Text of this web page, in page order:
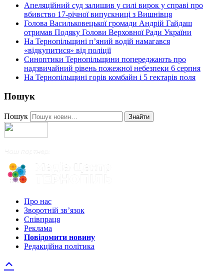
Апеляційний суд залишив у силі вирок у справі про
вбивство 17-річної випускниці з Вишнівця
Голова Васильковецької громади Андрій Гайдаш
отримав Подяку Голови Верховної Ради України
На Тернопільщині п’яний водій намагався
«відкупитися» від поліції
Синоптики Тернопільщини попереджають про
надзвичайний рівень пожежної небезпеки 6 серпня
На Тернопільщині горів комбайн і 5 гектарів поля
Пошук
Пошук Знайти
Про нас
Зворотній зв’язок
Співпраця
Реклама
Повідомити новину
Редакційна політика